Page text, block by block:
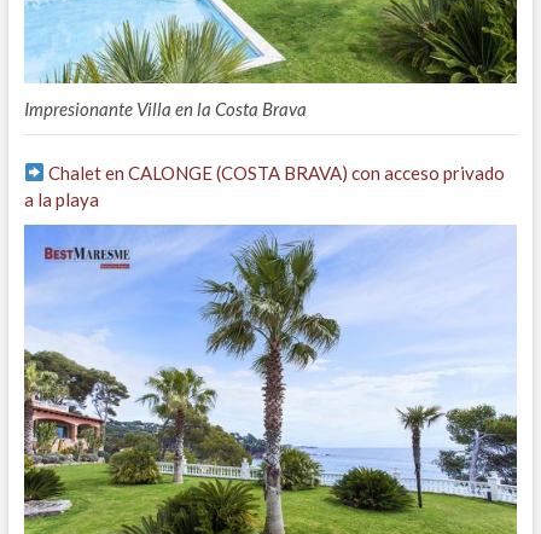
Impresionante Villa en la Costa Brava
Chalet en CALONGE (COSTA BRAVA) con acceso privado
a la playa